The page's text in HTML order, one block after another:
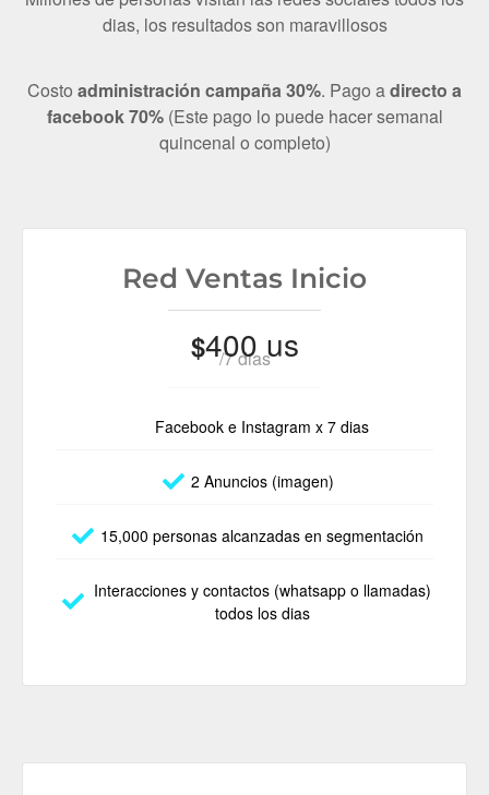
dias, los resultados son maravillosos
Costo administración campaña 30%. Pago adirecto a
facebook 70%(Este pago lo puede hacer semanal
quincenal o completo)
Red Ventas Inicio
$400 us
/7 dias
Facebook e Instagram x 7 dias
2 Anuncios (imagen)
15,000 personas alcanzadas en segmentación
Interacciones y contactos (whatsapp o llamadas)
todos los dias